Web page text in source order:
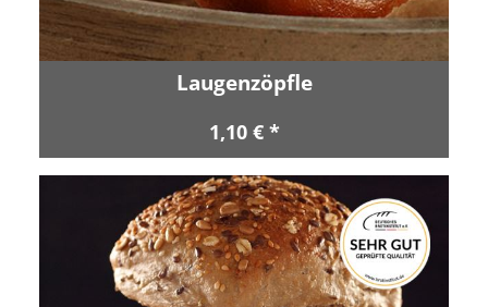
Laugenzöpfle
1,10 € *